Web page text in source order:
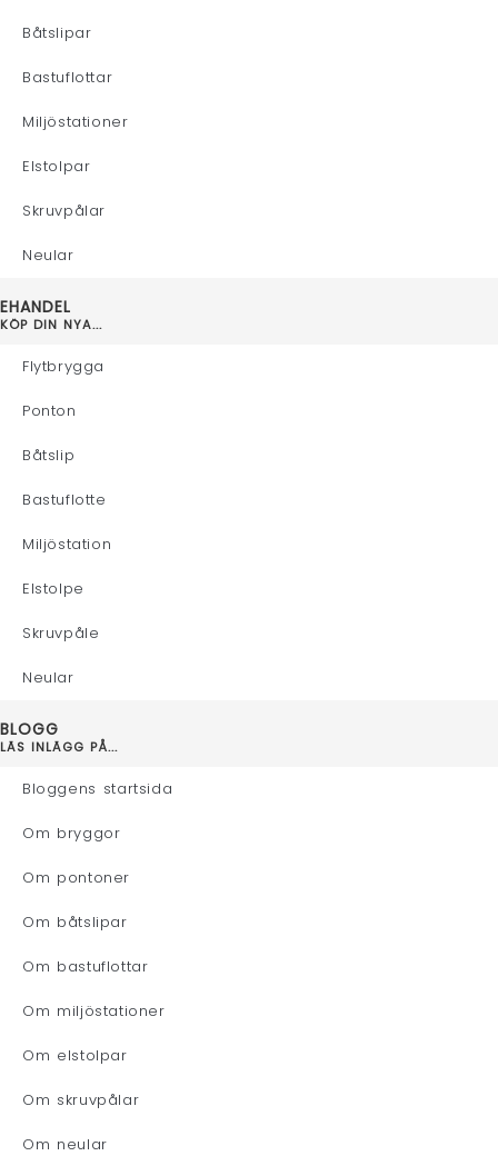
Båtslipar
Bastuflottar
Miljöstationer
Elstolpar
Skruvpålar
Neular
EHANDEL
KÖP DIN NYA...
Flytbrygga
Ponton
Båtslip
Bastuflotte
Miljöstation
Elstolpe
Skruvpåle
Neular
BLOGG
LÄS INLÄGG PÅ...
Bloggens startsida
Om bryggor
Om pontoner
Om båtslipar
Om bastuflottar
Om miljöstationer
Om elstolpar
Om skruvpålar
Om neular